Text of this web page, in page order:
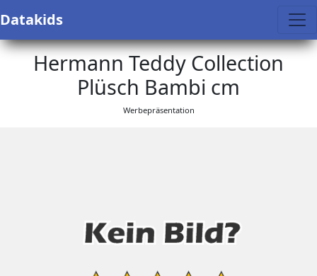
Datakids
Hermann Teddy Collection
Plüsch Bambi cm
Werbepräsentation